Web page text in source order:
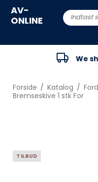
AV-
ONLINE
We
Forside / Katalog /
Bremseskive 1 stk For
TILBUD